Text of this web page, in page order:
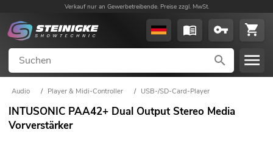
Verkauf nur an Gewerbetreibende. Preise zzgl. MwSt.
Audio / Player & Midi-Controller / USB-/SD-Card-Player
INTUSONIC PAA42+ Dual Output Stereo Media
Vorverstärker